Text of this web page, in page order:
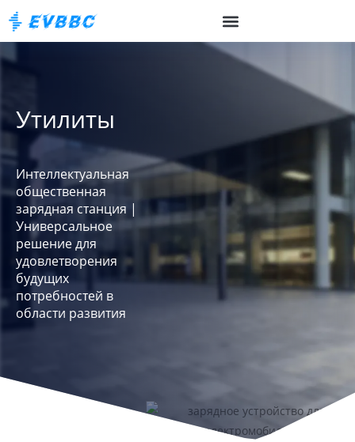
Утилиты
Интеллектуальная
общественная
зарядная станция |
Универсальное
решение для
удовлетворения
будущих
потребностей в
области развития